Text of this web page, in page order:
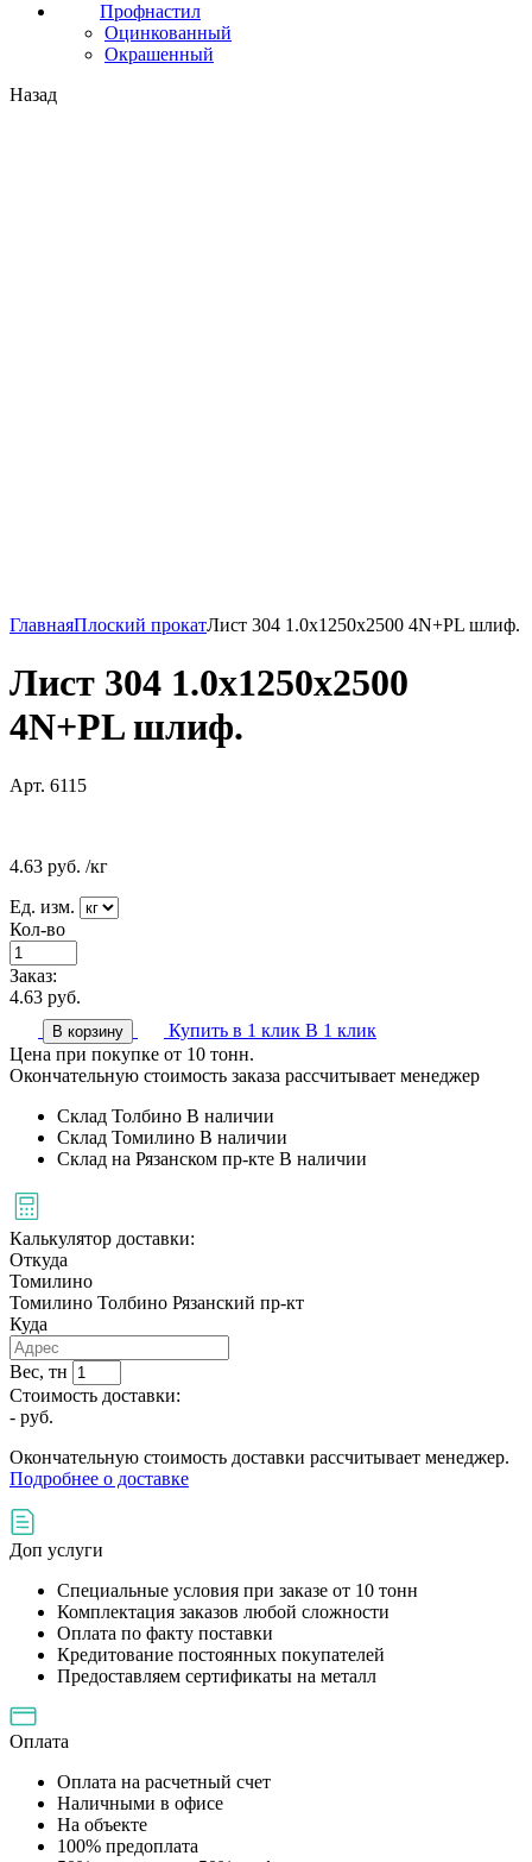
Профнастил
Оцинкованный
Окрашенный
Назад
ГлавнаяПлоский прокатЛист 304 1.0х1250х2500 4N+PL шлиф.
Лист 304 1.0х1250х2500
4N+PL шлиф.
Арт. 6115
4.63 руб. /кг
Ед. изм.
Кол-во
Заказ:
4.63 руб.
В корзину Купить в 1 клик В 1 клик
Цена при покупке от 10 тонн.
Окончательную стоимость заказа рассчитывает менеджер
Склад Толбино В наличии
Склад Томилино В наличии
Склад на Рязанском пр-кте В наличии
Калькулятор доставки:
Откуда
Томилино
Томилино Толбино Рязанский пр-кт
Куда
Вес, тн
Стоимость доставки:
- руб.
Окончательную стоимость доставки рассчитывает менеджер.
Подробнее о доставке
Доп услуги
Специальные условия при заказе от 10 тонн
Комплектация заказов любой сложности
Оплата по факту поставки
Кредитование постоянных покупателей
Предоставляем сертификаты на металл
Оплата
Оплата на расчетный счет
Наличными в офисе
На объекте
100% предоплата